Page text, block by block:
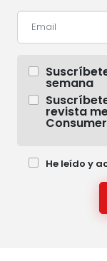
semana
revista
Consumer
He leído y